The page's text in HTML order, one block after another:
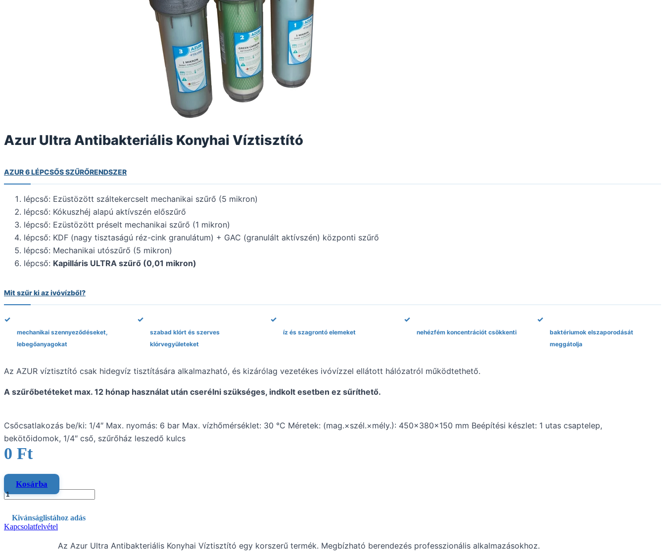
Azur Ultra Antibakteriális Konyhai Víztisztító
AZUR 6 LÉPCSŐS SZŰRŐRENDSZER
lépcső: Ezüstözött száltekercselt mechanikai szűrő (5 mikron)
lépcső: Kókuszhéj alapú aktívszén előszűrő
lépcső: Ezüstözött préselt mechanikai szűrő (1 mikron)
lépcső: KDF (nagy tisztaságú réz-cink granulátum) + GAC (granulált aktívszén) központi szűrő
lépcső: Mechanikai utószűrő (5 mikron)
lépcső: Kapilláris ULTRA szűrő (0,01 mikron)
Mit szűr ki az ivóvízből?
mechanikai szennyeződéseket,
lebegőanyagokat
szabad klórt és szerves
klórvegyületeket
íz és szagrontó elemeket nehézfém koncentrációt csökkenti
baktériumok elszaporodását
meggátolja
Az AZUR víztisztító csak hidegvíz tisztítására alkalmazható, és kizárólag vezetékes ivóvízzel ellátott hálózatról működtethető.
A szűrőbetéteket max. 12 hónap használat után cserélni szükséges, indkolt esetben ez sűríthető.
Csőcsatlakozás be/ki: 1/4″ Max. nyomás: 6 bar Max. vízhőmérséklet: 30 °C Méretek: (mag.×szél.×mély.): 450×380×150 mm Beépítési készlet: 1 utas csaptelep,
bekötőidomok, 1/4″ cső, szűrőház leszedő kulcs
0 Ft
Kosárba
Kivánságlistához adás
Kapcsolatfelvétel
Az Azur Ultra Antibakteriális Konyhai Víztisztító egy korszerű termék. Megbízható berendezés professzionális alkalmazásokhoz.